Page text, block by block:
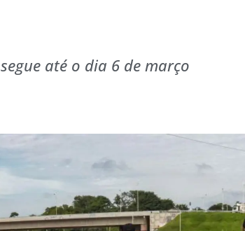
até o dia 6 de março